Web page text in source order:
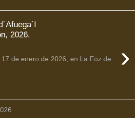
2026.
›
de enero de 2026, en La Foz de